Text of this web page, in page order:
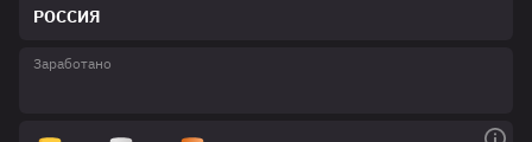
РОССИЯ
Заработано